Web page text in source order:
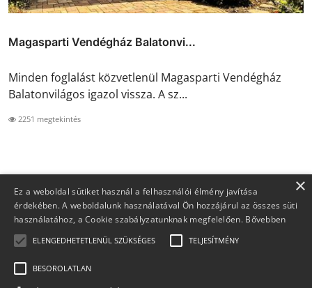
Magasparti Vendégház Balatonvi...
Minden foglalást közvetlenül Magasparti Vendégház
Balatonvilágos igazol vissza. A sz...
2251 megtekintés
Copyright 2026 Foglaljma.hu - Minden jog fenntartva.
×
Ez a weboldal sütiket használ a felhasználói élmény javítása
érdekében. A weboldalunk használatával Ön hozzájárul az összes süti
használatához, a Cookie szabályzatunknak megfelelően. Bővebben
ELENGEDHETETLENÜL SZÜKSÉGES TELJESÍTMÉNY
BESOROLATLAN